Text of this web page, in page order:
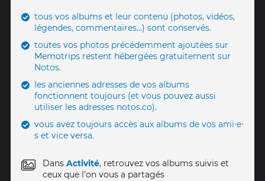
tous vos albums et leur contenu (photos, vidéos,
légendes, commentaires...) sont conservés.
toutes vos photos précédemment ajoutées sur
Memotrips restent hébergées gratuitement sur
Notos.
les anciennes adresses de vos albums
fonctionnent toujours (et vous pouvez aussi
utiliser les adresses notos.co).
vous avez toujours accès aux albums de vos ami‧e‧
s et vice versa.
Dans Activité, retrouvez vos albums suivis et
ceux que l’on vous a partagés